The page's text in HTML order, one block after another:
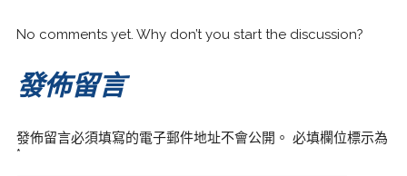
No comments yet. Why don’t you start the discussion?
發佈留言
發佈留言必須填寫的電子郵件地址不會公開。 必填欄位標示為
*